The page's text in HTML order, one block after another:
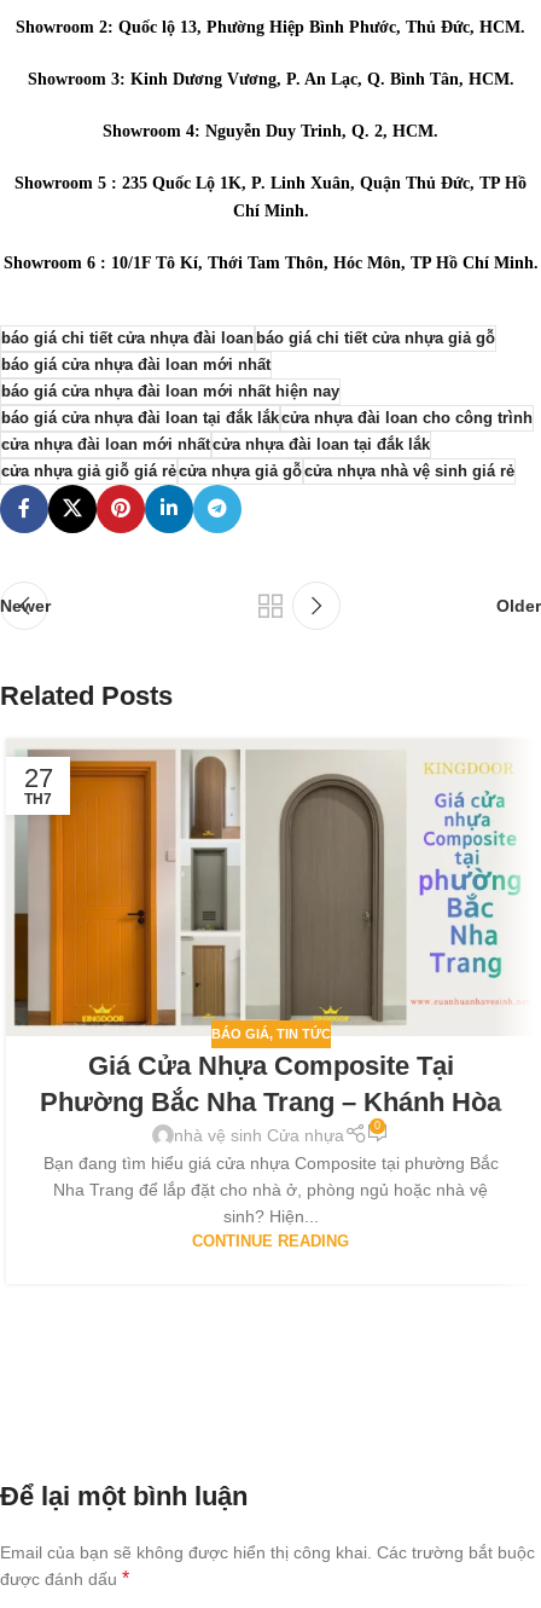
Showroom 2: Quốc lộ 13, Phường Hiệp Bình Phước, Thủ Đức, HCM.
Showroom 3: Kinh Dương Vương, P. An Lạc, Q. Bình Tân, HCM.
Showroom 4: Nguyễn Duy Trinh, Q. 2, HCM.
Showroom 5 : 235 Quốc Lộ 1K, P. Linh Xuân, Quận Thủ Đức, TP Hồ
Chí Minh.
Showroom 6 : 10/1F Tô Kí, Thới Tam Thôn, Hóc Môn, TP Hồ Chí Minh.
báo giá chi tiết cửa nhựa đài loanbáo giá chi tiết cửa nhựa giả gỗ
báo giá cửa nhựa đài loan mới nhất
báo giá cửa nhựa đài loan mới nhất hiện nay
báo giá cửa nhựa đài loan tại đắk lắkcửa nhựa đài loan cho công trình
cửa nhựa đài loan mới nhấtcửa nhựa đài loan tại đắk lắk
cửa nhựa giả giỗ giá rẻcửa nhựa giả gỗcửa nhựa nhà vệ sinh giá rẻ
Newer Older
Related Posts
27
TH7
BÁO GIÁ, TIN TỨC
Giá Cửa Nhựa Composite Tại
Phường Bắc Nha Trang – Khánh Hòa
nhà vệ sinh Cửa nhựa 0
Bạn đang tìm hiểu giá cửa nhựa Composite tại phường Bắc
Nha Trang để lắp đặt cho nhà ở, phòng ngủ hoặc nhà vệ
sinh? Hiện...
CONTINUE READING
Để lại một bình luận
Email của bạn sẽ không được hiển thị công khai. Các trường bắt buộc
được đánh dấu *